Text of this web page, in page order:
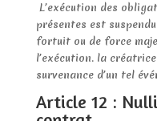
L’exécution des
présentes est
fortuit ou de force
l’exécution. la
survenance d’un tel
Article 12 :